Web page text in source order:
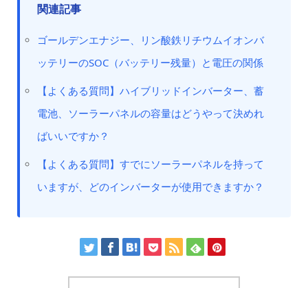
関連記事
ゴールデンエナジー、リン酸鉄リチウムイオンバ
ッテリーのSOC（バッテリー残量）と電圧の関係
【よくある質問】ハイブリッドインバーター、蓄
電池、ソーラーパネルの容量はどうやって決めれ
ばいいですか？
【よくある質問】すでにソーラーパネルを持って
いますが、どのインバーターが使用できますか？